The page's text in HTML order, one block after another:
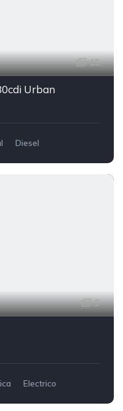
15
Urban
Diesel
9
Electrico